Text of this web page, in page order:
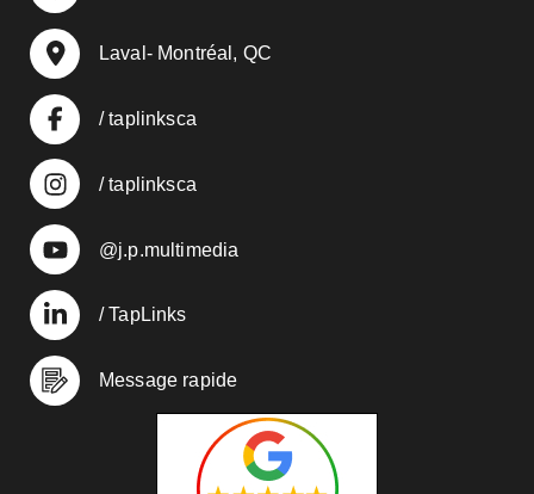
Laval- Montréal, QC
/ taplinksca
/ taplinksca
@j.p.multimedia
/ TapLinks
Message rapide